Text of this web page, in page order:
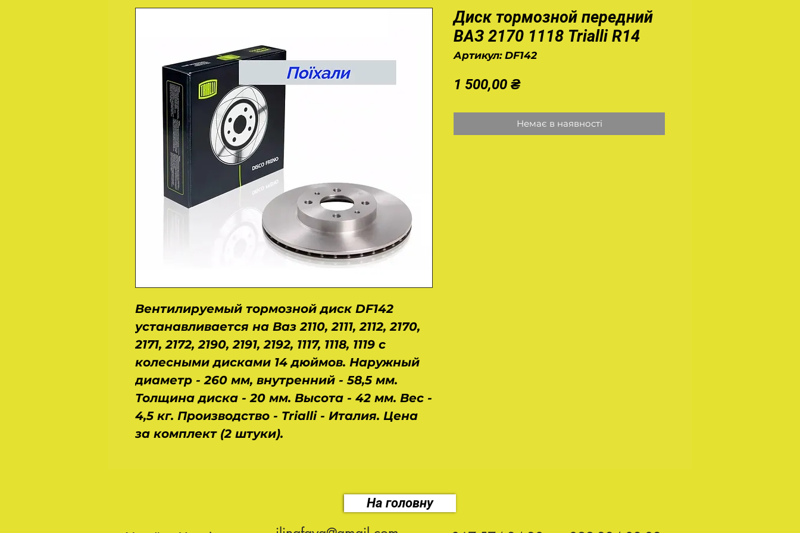
Вентилируемый тормозной диск DF142
устанавливается на Ваз 2110, 2111, 2112, 2170,
2171, 2172, 2190, 2191, 2192, 1117, 1118, 1119 с
колесными дисками 14 дюймов. Наружный
диаметр - 260 мм, внутренний - 58,5 мм.
Толщина диска - 20 мм. Высота - 42 мм. Вес -
4,5 кг. Производство - Trialli - Италия. Цена
за комплект (2 штуки).
Диск тормозной передний
ВАЗ 2170 1118 Trialli R14
Артикул: DF142
1 500,00 ₴Ціна
Немає в наявності
На головну